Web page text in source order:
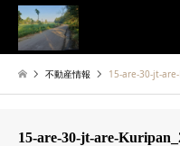
不動産情報 15-are-30-jt-
15-are-30-jt-are-